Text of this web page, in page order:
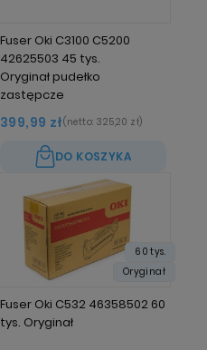
Fuser Oki C3100 C5200
42625503 45 tys.
Oryginał pudełko
zastępcze
399,99 zł(netto: 325,20 zł)
DO KOSZYKA
Fuser Oki C532 46358502 60
tys. Oryginał
60 tys.
Oryginał